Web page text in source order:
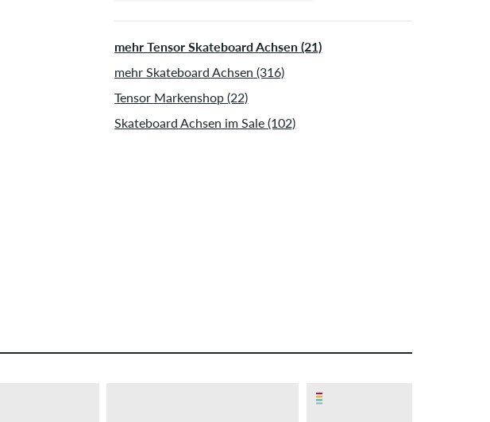
mehr Tensor Skateboard Achsen (21)
mehr Skateboard Achsen (316)
Tensor Markenshop (22)
Skateboard Achsen im Sale (102)